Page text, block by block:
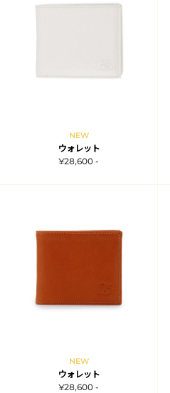
NEW
ウォレット
¥28,600 -
NEW
ウォレット
¥28,600 -